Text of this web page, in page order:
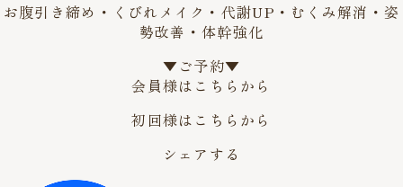
お腹引き締め・くびれメイク・代謝UP・むくみ解消・姿
勢改善・体幹強化
▼ご予約▼
会員様はこちらから
初回様はこちらから
シェアする